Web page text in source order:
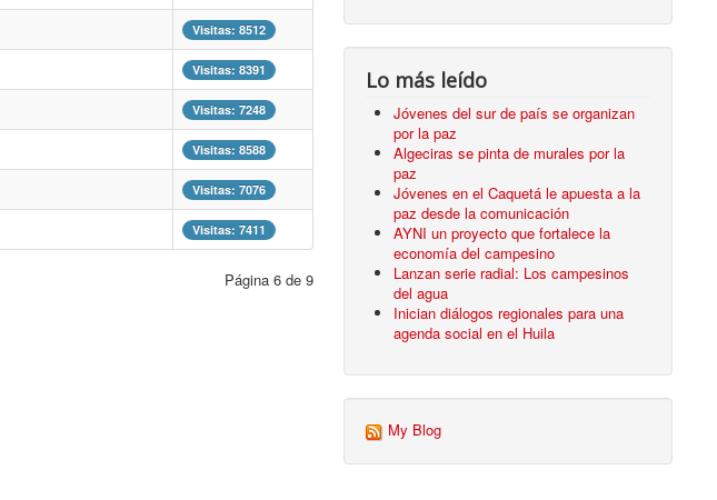
Visitas: 8512
Visitas: 8391
Visitas: 7248
Visitas: 8588
Visitas: 7076
Visitas: 7411
Página 6 de 9
Lo más leído
Jóvenes del sur de país se organizan
por la paz
Algeciras se pinta de murales por la
paz
Jóvenes en el Caquetá le apuesta a la
paz desde la comunicación
AYNI un proyecto que fortalece la
economía del campesino
Lanzan serie radial: Los campesinos
del agua
Inician diálogos regionales para una
agenda social en el Huila
My Blog